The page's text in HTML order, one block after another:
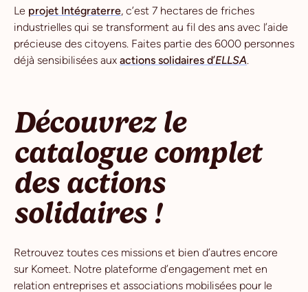
Le projet Intégraterre, c’est 7 hectares de friches
industrielles qui se transforment au fil des ans avec l’aide
précieuse des citoyens. Faites partie des 6000 personnes
déjà sensibilisées aux actions solidaires d’ELLSA.
Découvrez le
catalogue complet
des actions
solidaires !
Retrouvez toutes ces missions et bien d’autres encore
sur Komeet. Notre plateforme d’engagement met en
relation entreprises et associations mobilisées pour le